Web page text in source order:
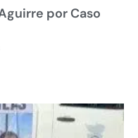
por Caso